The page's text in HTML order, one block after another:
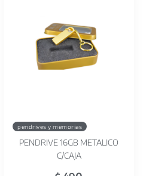
pendrives y memorias
PENDRIVE 16GB METALICO
C/CAJA